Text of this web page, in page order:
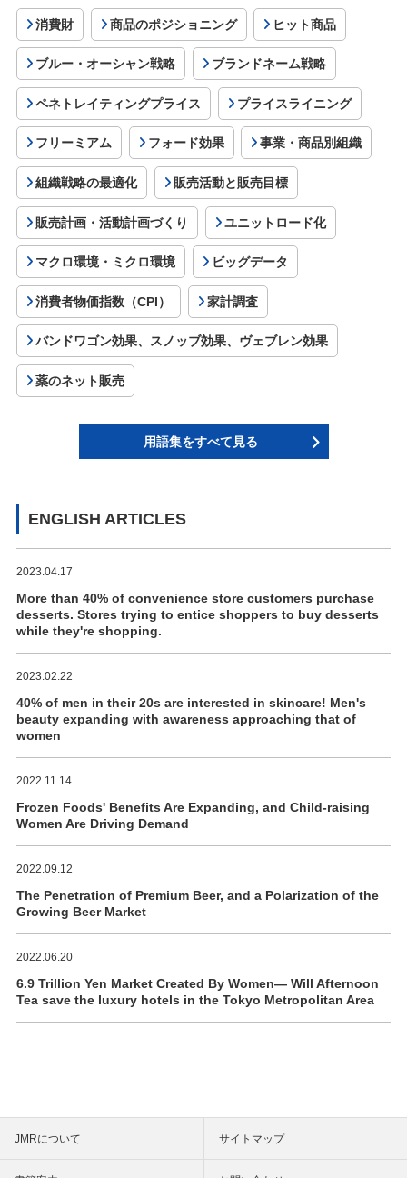
消費財 商品のポジショニング ヒット商品
ブルー・オーシャン戦略 ブランドネーム戦略
ペネトレイティングプライス プライスライニング
フリーミアム フォード効果 事業・商品別組織
組織戦略の最適化 販売活動と販売目標
販売計画・活動計画づくり ユニットロード化
マクロ環境・ミクロ環境 ビッグデータ
消費者物価指数（CPI） 家計調査
バンドワゴン効果、スノッブ効果、ヴェブレン効果
薬のネット販売
用語集をすべて見る
ENGLISH ARTICLES
2023.04.17
More than 40% of convenience store customers purchase
desserts. Stores trying to entice shoppers to buy desserts
while they're shopping.
2023.02.22
40% of men in their 20s are interested in skincare! Men's
beauty expanding with awareness approaching that of
women
2022.11.14
Frozen Foods' Benefits Are Expanding, and Child-raising
Women Are Driving Demand
2022.09.12
The Penetration of Premium Beer, and a Polarization of the
Growing Beer Market
2022.06.20
6.9 Trillion Yen Market Created By Women― Will Afternoon
Tea save the luxury hotels in the Tokyo Metropolitan Area
JMRについて サイトマップ